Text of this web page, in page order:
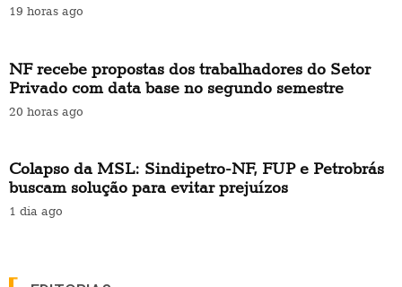
19 horas ago
NF recebe propostas dos trabalhadores do Setor
Privado com data base no segundo semestre
20 horas ago
Colapso da MSL: Sindipetro-NF, FUP e Petrobrás
buscam solução para evitar prejuízos
1 dia ago